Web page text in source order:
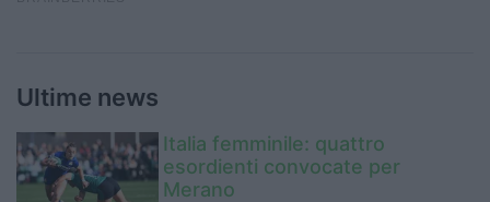
Ultime news
Italia femminile: quattro
esordienti convocate per
Merano